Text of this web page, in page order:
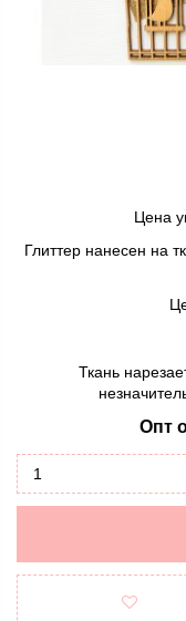
Цена
Глиттер нанесен на
Ткань
Опт